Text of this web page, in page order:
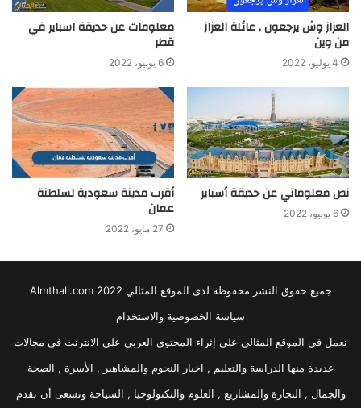
العزاز وش يرجعون , عائلة العزاز
من وين
4 يوليو، 2022
معلومات عن حديقة اسباير في
قطر
6 يونيو، 2022
نص معلوماتي عن حديقة أسباير
6 يونيو، 2022
أقرب مدينة سعودية لسلطنة
عمان
27 مايو، 2022
جميع حقوق النشر محفوظة لدى الموقع المثالي 2022 Almthali.com
سياسة الخصوصية والاستخدام
نعمل في الموقع المثالي على إثراء المحتوى العربي على الانترنت في مجالات
عديدة منها الدراسة والتعليم , اخبار النجوم والمشاهير , الأسرة , الصحة
والجمال , التجارة والمشاريع , العلوم والتكنولوجيا , السياحة ونسعى أن نقدم